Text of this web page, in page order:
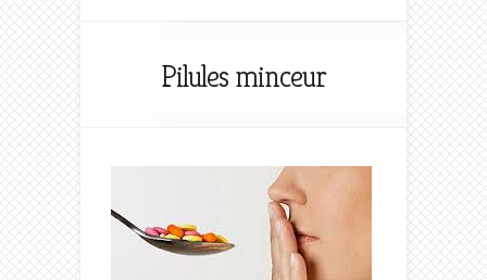
Pilules minceur